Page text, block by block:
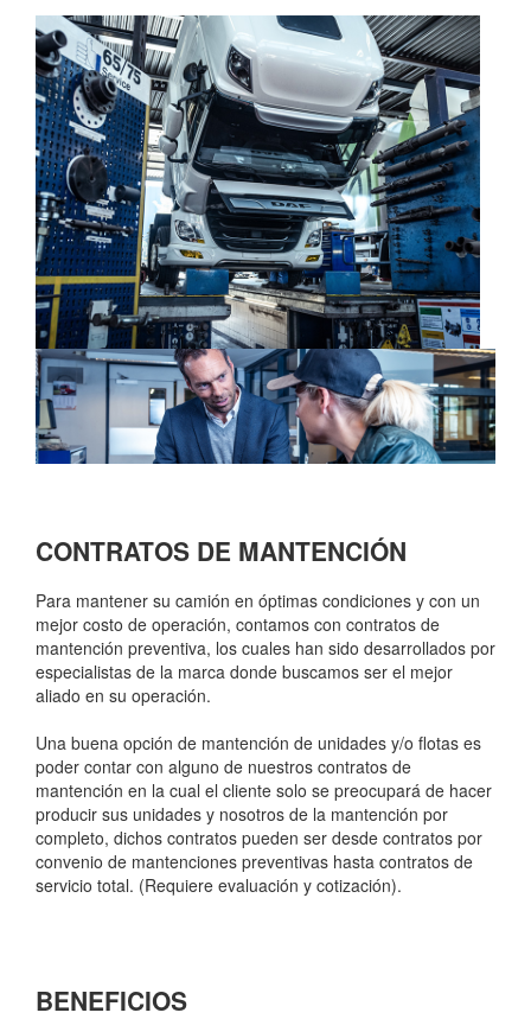
CONTRATOS DE MANTENCIÓN
Para mantener su camión en óptimas condiciones y con un
mejor costo de operación, contamos con contratos de
mantención preventiva, los cuales han sido desarrollados por
especialistas de la marca donde buscamos ser el mejor
aliado en su operación.
Una buena opción de mantención de unidades y/o flotas es
poder contar con alguno de nuestros contratos de
mantención en la cual el cliente solo se preocupará de hacer
producir sus unidades y nosotros de la mantención por
completo, dichos contratos pueden ser desde contratos por
convenio de mantenciones preventivas hasta contratos de
servicio total. (Requiere evaluación y cotización).
BENEFICIOS